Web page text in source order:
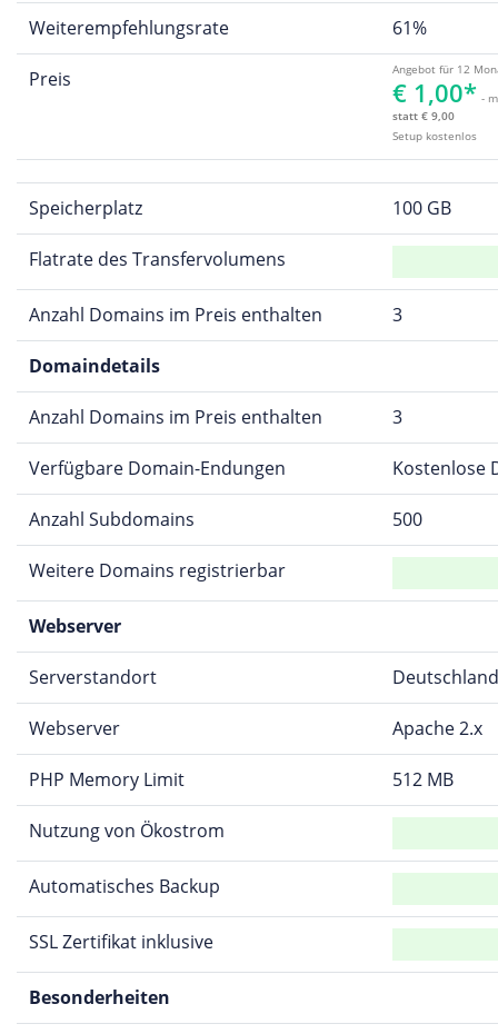
Weiterempfehlungsrate 61%
Preis Angebot für 12
€ 1,00* -
statt € 9,00
Setup kostenlos
Speicherplatz 100 GB
Flatrate des Transfervolumens
Anzahl Domains im Preis enthalten 3
Domaindetails
Anzahl Domains im Preis enthalten 3
Verfügbare Domain-Endungen Kostenlose
Anzahl Subdomains 500
Weitere Domains registrierbar
Webserver
Serverstandort Deutschland
Webserver Apache 2.x
PHP Memory Limit 512 MB
Nutzung von Ökostrom
Automatisches Backup
SSL Zertifikat inklusive
Besonderheiten